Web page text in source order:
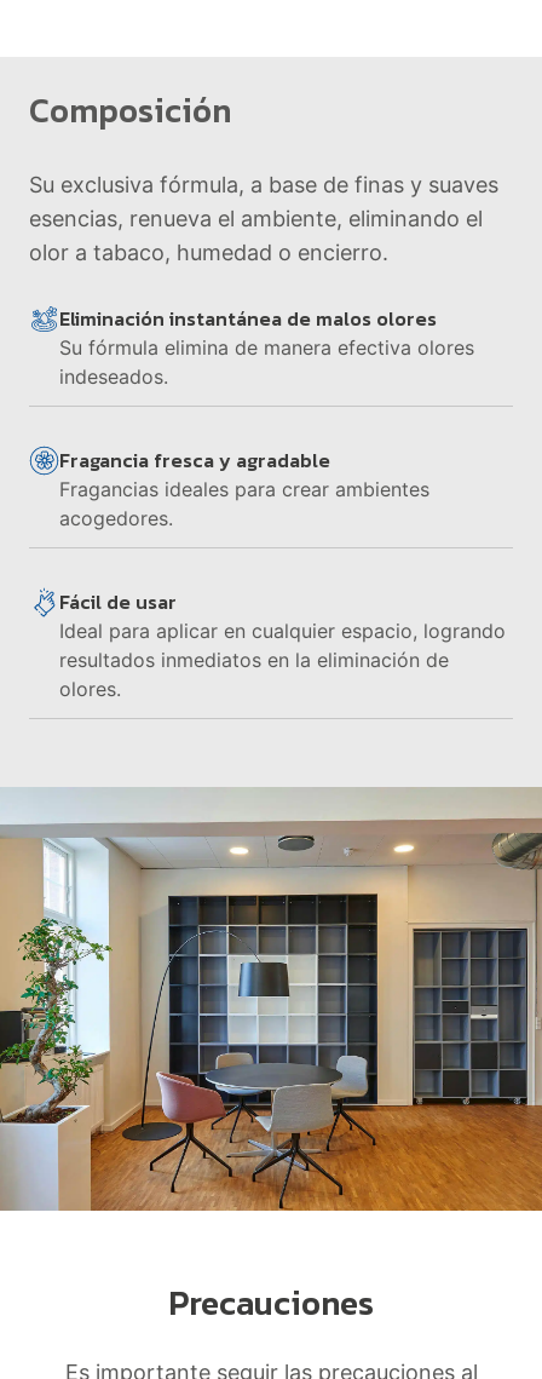
Composición
Su exclusiva fórmula, a base de finas y suaves
esencias, renueva el ambiente, eliminando el
olor a tabaco, humedad o encierro.
Eliminación instantánea de malos olores
Su fórmula elimina de manera efectiva olores
indeseados.
Fragancia fresca y agradable
Fragancias ideales para crear ambientes
acogedores.
Fácil de usar
Ideal para aplicar en cualquier espacio, logrando
resultados inmediatos en la eliminación de
olores.
Precauciones
Es importante seguir las precauciones al